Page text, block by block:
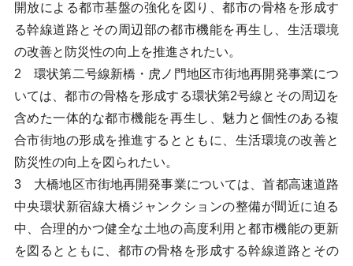
開放による都市基盤の強化を図り、都市の骨格を形成す
る幹線道路とその周辺部の都市機能を再生し、生活環境
の改善と防災性の向上を推進されたい。
2 環状第二号線新橋・虎ノ門地区市街地再開発事業につ
いては、都市の骨格を形成する環状第2号線とその周辺を
含めた一体的な都市機能を再生し、魅力と個性のある複
合市街地の形成を推進するとともに、生活環境の改善と
防災性の向上を図られたい。
3 大橋地区市街地再開発事業については、首都高速道路
中央環状新宿線大橋ジャンクションの整備が間近に迫る
中、合理的かつ健全な土地の高度利用と都市機能の更新
を図るとともに、都市の骨格を形成する幹線道路とその